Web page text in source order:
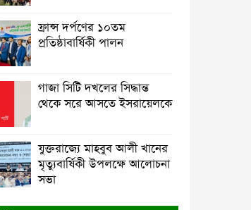
পার্বত্য চট্টগ্রামে মা-শিশুর পুষ্টি ও দুর্যোগ
ঝুঁকি কমাতে সমন্বিত প্রকল্প
রাঙামাটিতে চাঁদার দাবিতে ফলন্ত বাগান
কেটে দেওয়ায় নিন্দা জানিয়েছে পিসিএনপি
কেন্দ্রীয় কমিটি
রাজনৈতিক মতপার্থক্যকে রাজনীতির মধ্যে
সীমাবদ্ধ রাখুন
পার্বত্য চট্টগ্রাম বড়ুয়া সংগঠনের ৩১ সদস্য
বিশিষ্ট আলীকদম উপজেলা কমিটি গঠন
ফ্রান্স দর্পণের ১০তম
প্রতিষ্ঠাবার্ষিকী পালন
গাজা সিটি দখলের সিদ্ধান্ত
থেকে সরে আসতে ইসরায়েলকে
যুক্তরাজ্যে মাহবুব আলী খানের
মৃত্যুবার্ষিকী উপলক্ষে আলোচনা
সভা